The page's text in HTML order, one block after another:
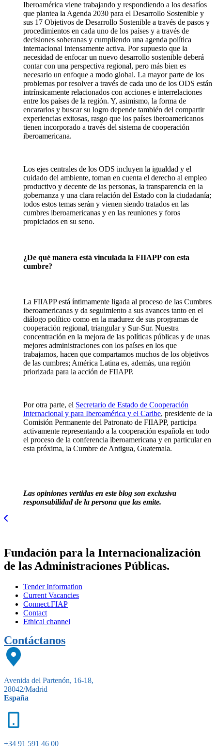
Iberoamérica viene trabajando y respondiendo a los desafíos
que plantea la Agenda 2030 para el Desarrollo Sostenible y
sus 17 Objetivos de Desarrollo Sostenible a través de pasos y
procedimientos en cada uno de los países y a través de
decisiones soberanas y cumpliendo una agenda política
internacional intensamente activa. Por supuesto que la
necesidad de enfocar un nuevo desarrollo sostenible deberá
contar con una perspectiva regional, pero más bien es
necesario un enfoque a modo global. La mayor parte de los
problemas por resolver a través de cada uno de los ODS están
intrínsicamente relacionados con acciones e interrelaciones
entre los países de la región. Y, asimismo, la forma de
encararlos y buscar su logro depende también del compartir
experiencias exitosas, rasgo que los países iberoamericanos
tienen incorporado a través del sistema de cooperación
iberoamericana.
Los ejes centrales de los ODS incluyen la igualdad y el
cuidado del ambiente, toman en cuenta el derecho al empleo
productivo y decente de las personas, la transparencia en la
gobernanza y una clara relación del Estado con la ciudadanía;
todos estos temas serán y vienen siendo tratados en las
cumbres iberoamericanas y en las reuniones y foros
propiciados en su seno.
¿De qué manera está vinculada la FIIAPP con esta
cumbre?
La FIIAPP está íntimamente ligada al proceso de las Cumbres
iberoamericanas y da seguimiento a sus avances tanto en el
diálogo político como en la madurez de sus programas de
cooperación regional, triangular y Sur-Sur. Nuestra
concentración en la mejora de las políticas públicas y de unas
mejores administraciones con los países en los que
trabajamos, hacen que compartamos muchos de los objetivos
de las cumbres; América Latina es, además, una región
priorizada para la acción de FIIAPP.
Por otra parte, el Secretario de Estado de Cooperación
Internacional y para Iberoamérica y el Caribe, presidente de la
Comisión Permanente del Patronato de FIIAPP, participa
activamente representando a la cooperación española en todo
el proceso de la conferencia iberoamericana y en particular en
esta próxima, la Cumbre de Antigua, Guatemala.
Las opiniones vertidas en este blog son exclusiva
responsabilidad de la persona que las emite.
Fundación para la Internacionalización
de las Administraciones Públicas.
Tender Information
Current Vacancies
Connect.FIAP
Contact
Ethical channel
Contáctanos
Avenida del Partenón, 16-18,
28042/Madrid
España
+34 91 591 46 00